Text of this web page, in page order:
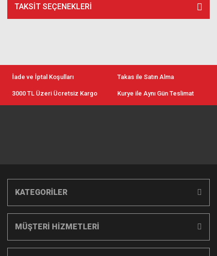
TAKSIT SEÇENEKLERI
İade ve İptal Koşulları Takas ile Satın Alma
3000 TL Üzeri Ücretsiz Kargo Kurye ile Aynı Gün Teslimat
KATEGORİLER
MÜŞTERİ HİZMETLERİ